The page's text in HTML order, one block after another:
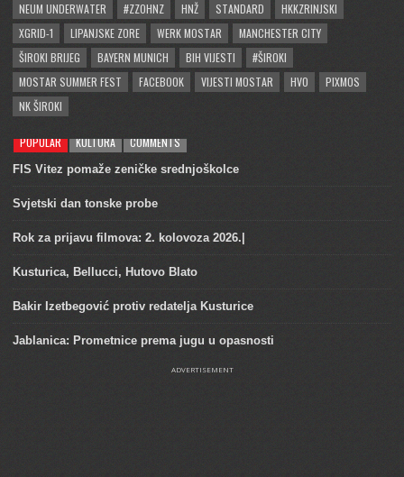
NEUM UNDERWATER
#ZZOHNZ HNŽ STANDARD
HKKZRINJSKI
XGRID-1
LIPANJSKE ZORE WERK MOSTAR
MANCHESTER CITY
ŠIROKI BRIJEG
BAYERN MUNICH BIH VIJESTI
#ŠIROKI
MOSTAR SUMMER FEST
FACEBOOK VIJESTI MOSTAR HVO
PIXMOS
NK ŠIROKI
POPULAR KULTURA COMMENTS
FIS Vitez pomaže zeničke srednjoškolce
Svjetski dan tonske probe
Rok za prijavu filmova: 2. kolovoza 2026.|
Kusturica, Bellucci, Hutovo Blato
Bakir Izetbegović protiv redatelja Kusturice
Jablanica: Prometnice prema jugu u opasnosti
ADVERTISEMENT